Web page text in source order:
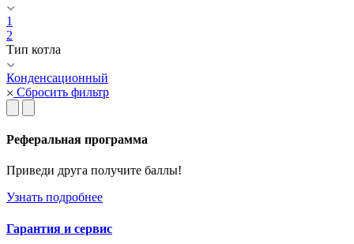
1
2
Тип котла
Конденсационный
Сбросить фильтр
Реферальная программа
Приведи друга получите баллы!
Узнать подробнее
Гарантия и сервис